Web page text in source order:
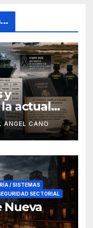
y
actual
ANGEL CANO
/ SISTEMAS
SECTORIAL
Nueva